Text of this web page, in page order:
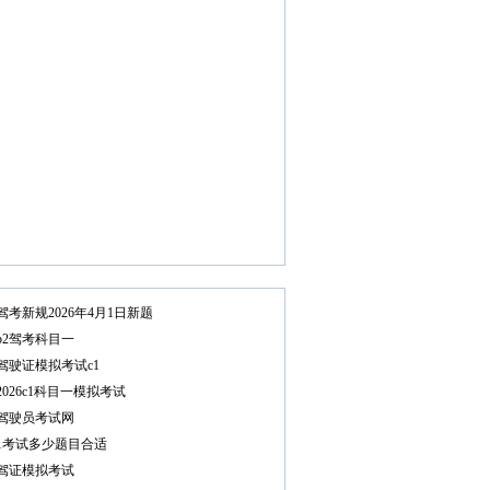
考新规2026年4月1日新题
驾考科目一
驶证模拟考试c1
科目一模拟考试
驶员考试网
试多少题目合适
证模拟考试